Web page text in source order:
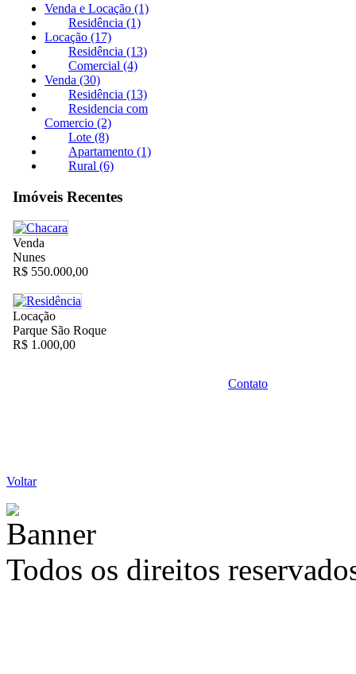
Venda e Locação (1)
Residência (1)
Locação (17)
Residência (13)
Comercial (4)
Venda (30)
Residência (13)
Residencia com
Comercio (2)
Lote (8)
Apartamento (1)
Rural (6)
Imóveis Recentes
Venda
Nunes
R$ 550.000,00
Locação
Parque São Roque
R$ 1.000,00
Contato
Voltar
Todos os direitos